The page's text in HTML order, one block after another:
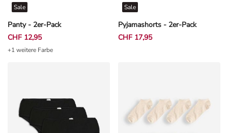
Panty - 2er-Pack
Sale
CHF 12,95
+1 weitere Farbe
Pyjamashorts - 2er-Pack
Sale
CHF 17,95